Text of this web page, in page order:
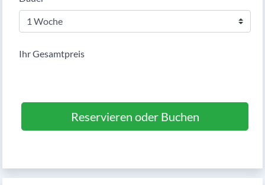
Ihr Gesamtpreis
Reservieren oder Buchen